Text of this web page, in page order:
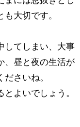
大切です。
してしまい、大事
、昼と夜の生活が
さいね。
よいでしょう。